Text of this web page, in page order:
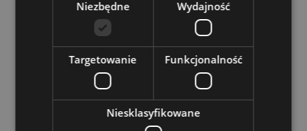
Futerał na Gitarę Basową - Ever Play F 139
359,00 zł
Niezbędne Wydajność
Targetowanie Funkcjonalność
Niesklasyfikowane